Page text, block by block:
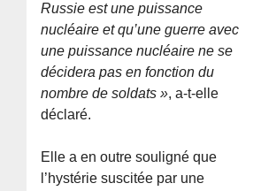
Russie est une puissance
nucléaire et qu’une guerre avec
une puissance nucléaire ne se
décidera pas en fonction du
nombre de soldats », a-t-elle
déclaré.
Elle a en outre souligné que
l’hystérie suscitée par une